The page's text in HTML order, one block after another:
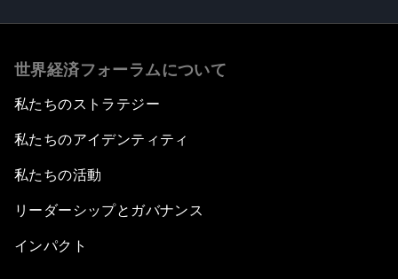
世界経済フォーラムについて
私たちのストラテジー
私たちのアイデンティティ
私たちの活動
リーダーシップとガバナンス
インパクト